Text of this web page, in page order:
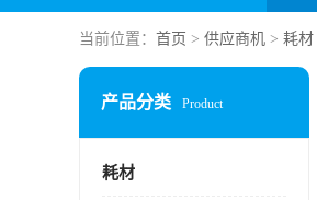
当前位置： 首页 > 供应商机 > 耗材
产品分类 Product
耗材